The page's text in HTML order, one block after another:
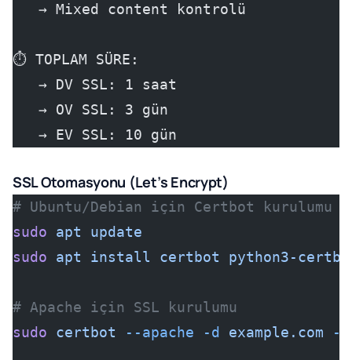
   → Mixed content kontrolü
⏱️ TOPLAM SÜRE:
   → DV SSL: 1 saat
   → OV SSL: 3 gün
   → EV SSL: 10 gün
SSL Otomasyonu (Let’s Encrypt)
# Ubuntu/Debian için Certbot kurulumu
sudo apt update
sudo apt install certbot python3-
# Apache için SSL kurulumu
sudo certbot --apache -d example.com -d